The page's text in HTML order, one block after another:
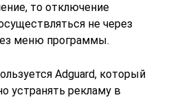
то отключение
не через
меню программы.
Adguard, который
устранять рекламу в